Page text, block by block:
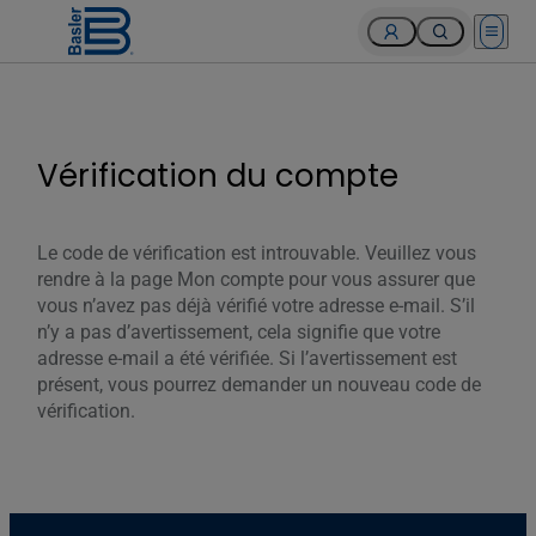
Open
Vérification du compte
Le code de vérification est introuvable. Veuillez vous
rendre à la page Mon compte pour vous assurer que
vous n’avez pas déjà vérifié votre adresse e-mail. S’il
n’y a pas d’avertissement, cela signifie que votre
adresse e-mail a été vérifiée. Si l’avertissement est
présent, vous pourrez demander un nouveau code de
vérification.